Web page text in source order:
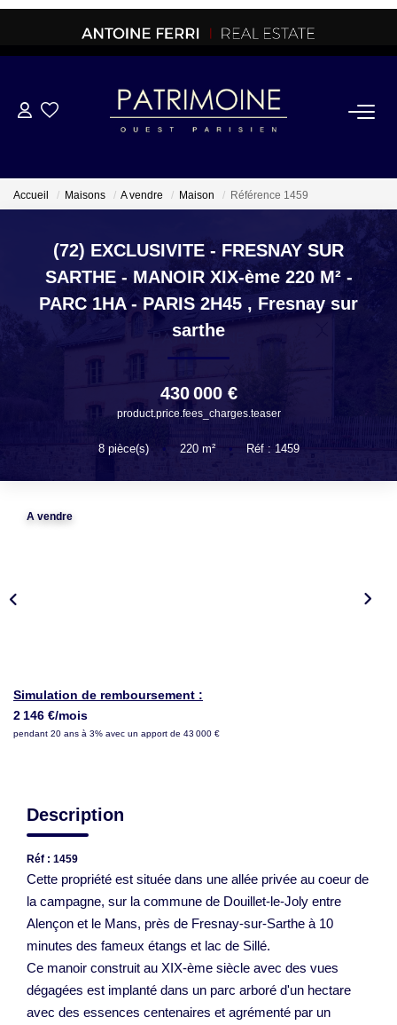
ACHETER
OFF MARKET
NORMANDIE/LA BAULE
BRETAGNE
LOUER
NOTRE AGENCE
Accueil Maisons A vendre Maison Référence 1459
(72) EXCLUSIVITE - FRESNAY SUR
SARTHE - MANOIR XIX-ème 220 M² -
PARC 1HA - PARIS 2H45 , Fresnay sur
sarthe
430 000 €
product.price.fees_charges.teaser
8pièce(s) 220m² • Réf : 1459
A vendre
Simulation de remboursement :
2 146 €/mois
pendant 20 ans à 3% avec un apport de 43 000 €
Description
Réf : 1459
Cette propriété est située dans une allée privée au coeur de
la campagne, sur la commune de Douillet-le-Joly entre
Alençon et le Mans, près de Fresnay-sur-Sarthe à 10
minutes des fameux étangs et lac de Sillé.
Ce manoir construit au XIX-ème siècle avec des vues
dégagées est implanté dans un parc arboré d'un hectare
avec des essences centenaires et agrémenté par un